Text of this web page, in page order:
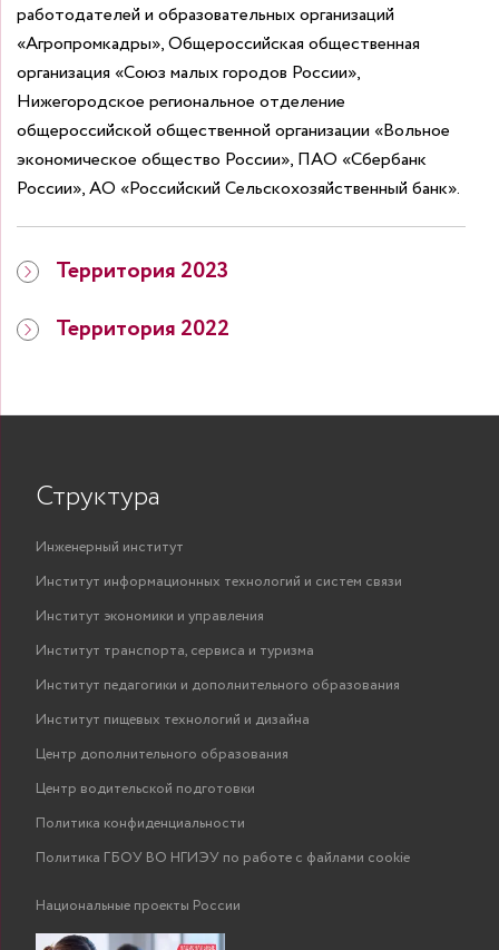
работодателей и образовательных организаций
«Агропромкадры», Общероссийская общественная
организация «Союз малых городов России»,
Нижегородское региональное отделение
общероссийской общественной организации «Вольное
экономическое общество России», ПАО «Сбербанк
России», АО «Российский Сельскохозяйственный банк».
Территория 2023
Территория 2022
Структура
Инженерный институт
Институт информационных технологий и систем связи
Институт экономики и управления
Институт транспорта, сервиса и туризма
Институт педагогики и дополнительного образования
Институт пищевых технологий и дизайна
Центр дополнительного образования
Центр водительской подготовки
Политика конфиденциальности
Политика ГБОУ ВО НГИЭУ по работе с файлами cookie
Национальные проекты России